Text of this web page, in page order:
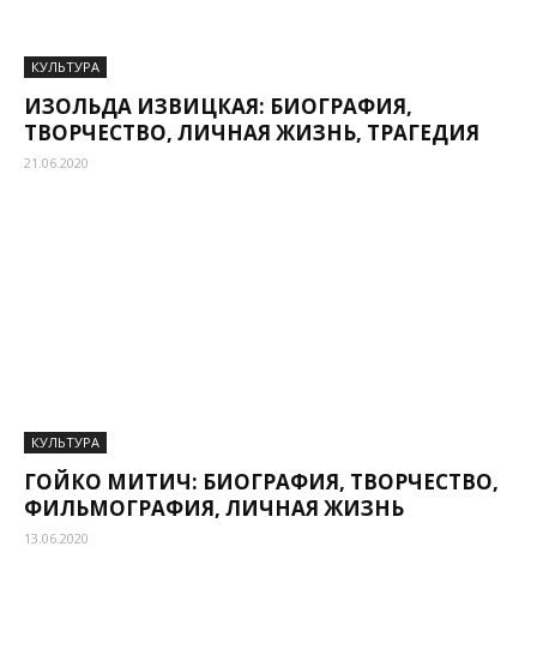
КУЛЬТУРА
ИЗОЛЬДА ИЗВИЦКАЯ: БИОГРАФИЯ,
ТВОРЧЕСТВО, ЛИЧНАЯ ЖИЗНЬ, ТРАГЕДИЯ
21.06.2020
КУЛЬТУРА
ГОЙКО МИТИЧ: БИОГРАФИЯ, ТВОРЧЕСТВО,
ФИЛЬМОГРАФИЯ, ЛИЧНАЯ ЖИЗНЬ
13.06.2020